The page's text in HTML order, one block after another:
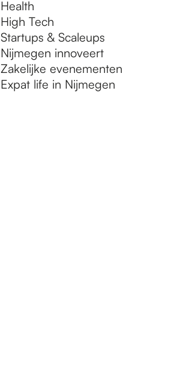
Health
High Tech
Startups & Scaleups
Nijmegen innoveert
Zakelijke evenementen
Expat life in Nijmegen